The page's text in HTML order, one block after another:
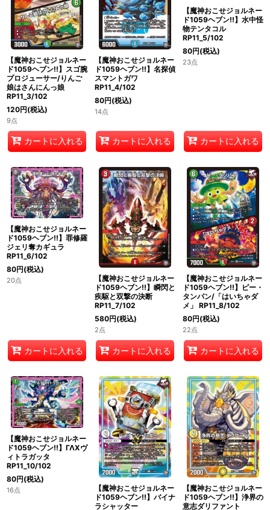
【魔神おこせジョルネー
ド1059ヘブン!!】スゴ腕
プロジューサー/りんご
娘はさんにんっ娘
RP11_3/102
120円(税込)
9点
カートに入れる
【魔神おこせジョルネー
ド1059ヘブン!!】名探偵
スマントガワ
RP11_4/102
80円(税込)
14点
カートに入れる
【魔神おこせジョルネー
ド1059ヘブン!!】水中怪
物テンタコル
RP11_5/102
80円(税込)
23点
カートに入れる
【魔神おこせジョルネー
ド1059ヘブン!!】罪修羅
ジェリ奪カギュラ
RP11_6/102
80円(税込)
20点
カートに入れる
【魔神おこせジョルネー
ド1059ヘブン!!】瞬閃と
疾駆と双撃の決断
RP11_7/102
580円(税込)
2点
カートに入れる
【魔神おこせジョルネー
ド1059ヘブン!!】ピー・
タンパン/「はいちゃダ
メ」 RP11_8/102
80円(税込)
22点
カートに入れる
【魔神おこせジョルネー
ド1059ヘブン!!】ΓΛΧヴ
ィトラガッタ
RP11_10/102
80円(税込)
16点
【魔神おこせジョルネー
ド1059ヘブン!!】バイナ
ラシャッター
【魔神おこせジョルネー
ド1059ヘブン!!】浄界の
意志ダリファント